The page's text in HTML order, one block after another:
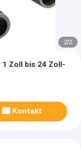
2/2
1 Zoll bis 24 Zoll-
Kontakt